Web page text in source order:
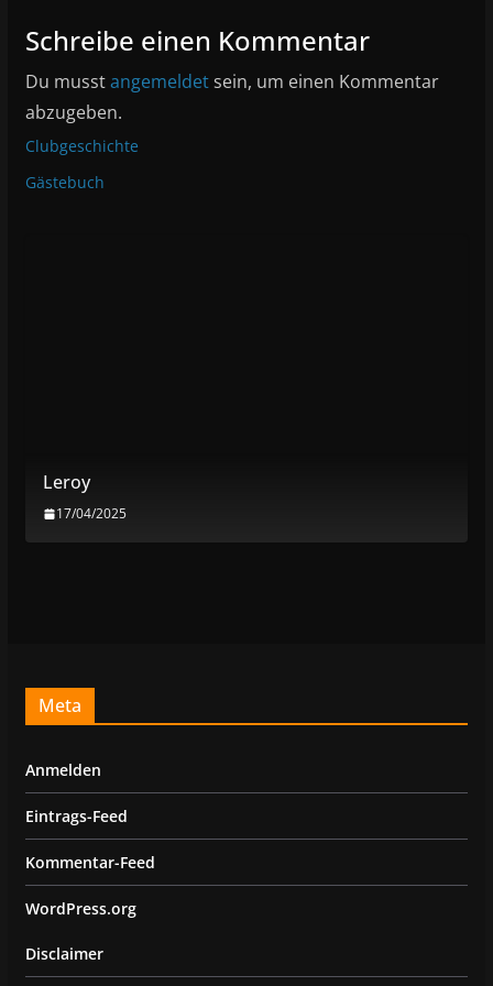
Schreibe einen Kommentar
Du musstangemeldetsein, um einen Kommentar
abzugeben.
Clubgeschichte
Gästebuch
Leroy
17/04/2025
Meta
Anmelden
Eintrags-Feed
Kommentar-Feed
WordPress.org
Disclaimer